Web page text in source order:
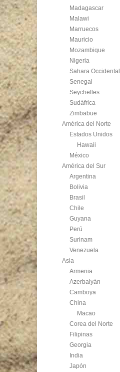
Madagascar
Malawi
Marruecos
Mauricio
Mozambique
Nigeria
Sahara Occidental
Senegal
Seychelles
Sudáfrica
Zimbabue
América del Norte
Estados Unidos
Hawaii
México
América del Sur
Argentina
Bolivia
Brasil
Chile
Guyana
Perú
Surinam
Venezuela
Asia
Armenia
Azerbaiyán
Camboya
China
Macao
Corea del Norte
Filipinas
Georgia
India
Japón